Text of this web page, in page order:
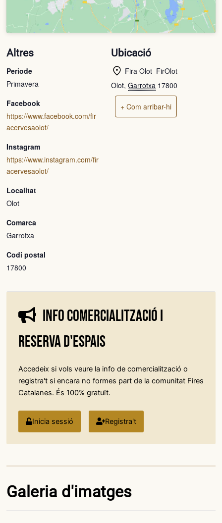
Ubicació
Fira Olot  FirOlot
Olot, Garrotxa 17800
+ Com arribar-hi
Altres
Periode
Primavera
Facebook
https://www.facebook.com/fir
acervesaolot/
Instagram
https://www.instagram.com/fir
acervesaolot/
Localitat
Olot
Comarca
Garrotxa
Codi postal
17800
Info comercialització i
reserva d'espais
Accedeix si vols veure la info de comercialització o
registra't si encara no formes part de la comunitat Fires
Catalanes. És 100% gratuït.
Inicia sessió Registra't
Galeria d'imatges